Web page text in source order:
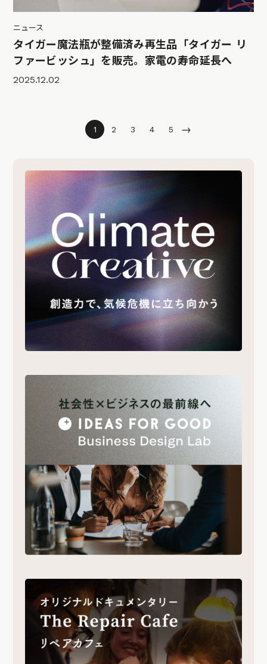
ニュース
タイガー魔法瓶が整備済み再生品「タイガー リ
ファービッシュ」を販売。家電の寿命延長へ
2025.12.02
1 2 3 4 5 →